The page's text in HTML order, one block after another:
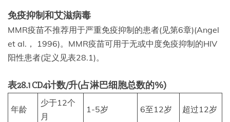
免疫抑制和艾滋病毒
MMR疫苗不推荐用于严重免疫抑制的患者(见第6章)(Angel
et al.， 1996)。MMR疫苗可用于无或中度免疫抑制的HIV
阳性患者(定义见表28.1)。
表28.1 CD4计数/升(占淋巴细胞总数的%)
年龄
少于12个
月
1-5岁 6至12岁 超过12岁